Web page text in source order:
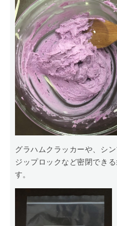
グラハムクラッカーや、シ
ジップロックなど密閉でき
す。